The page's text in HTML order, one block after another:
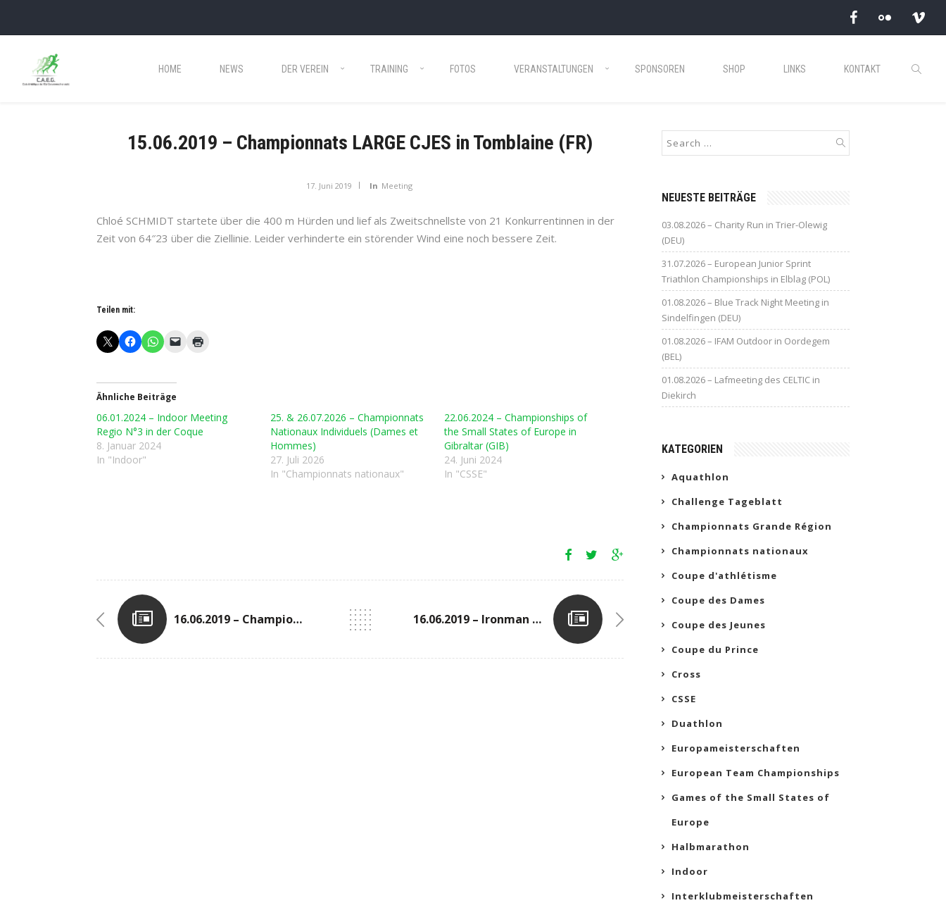
HOME NEWS DER VEREIN TRAINING FOTOS VERANSTALTUNGEN SPONSOREN SHOP LINKS KONTAKT
15.06.2019 – Championnats LARGE CJES in Tomblaine (FR)
17. Juni 2019 In Meeting
Chloé SCHMIDT startete über die 400 m Hürden und lief als Zweitschnellste von 21 Konkurrentinnen in der
Zeit von 64″23 über die Ziellinie. Leider verhinderte ein störender Wind eine noch bessere Zeit.
Teilen mit:
Ähnliche Beiträge
06.01.2024 – Indoor Meeting
Regio N°3 in der Coque
8. Januar 2024
In "Indoor"
25. & 26.07.2026 – Championnats
Nationaux Individuels (Dames et
Hommes)
27. Juli 2026
In "Championnats nationaux"
22.06.2024 – Championships of
the Small States of Europe in
Gibraltar (GIB)
24. Juni 2024
In "CSSE"
16.06.2019 – Championnats Individuels Des Jeunes N°2 In Schifflingen 16.06.2019 – Ironman 70.3 In Remich
NEUESTE BEITRÄGE
03.08.2026 – Charity Run in Trier-Olewig
(DEU)
31.07.2026 – European Junior Sprint
Triathlon Championships in Elblag (POL)
01.08.2026 – Blue Track Night Meeting in
Sindelfingen (DEU)
01.08.2026 – IFAM Outdoor in Oordegem
(BEL)
01.08.2026 – Lafmeeting des CELTIC in
Diekirch
KATEGORIEN
Aquathlon
Challenge Tageblatt
Championnats Grande Région
Championnats nationaux
Coupe d'athlétisme
Coupe des Dames
Coupe des Jeunes
Coupe du Prince
Cross
CSSE
Duathlon
Europameisterschaften
European Team Championships
Games of the Small States of
Europe
Halbmarathon
Indoor
Interklubmeisterschaften